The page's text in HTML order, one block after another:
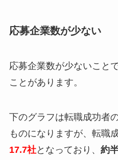
応募企業数が少ない
応募企業数が少ないこと
ことがあります。
下のグラフは転職成功者
ものになりますが、転職
17.7社となっており、 約